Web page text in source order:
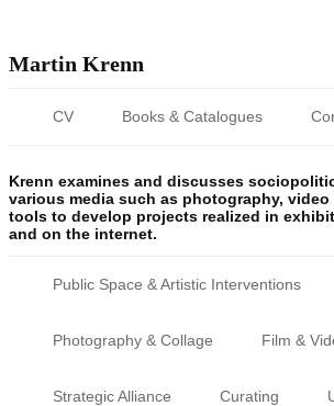
Martin Krenn
CV Books & Catalogues
Krenn examines and discusses
various media such as photography, video
tools to develop projects realized in
and on the internet.
Public Space & Artistic Interventions
Photography & Collage Film &
Strategic Alliance Curating